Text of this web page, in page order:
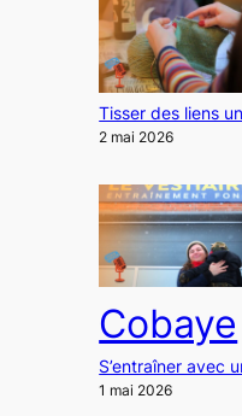
Tisser des liens
2 mai 2026
Cobaye
S’entraîner avec
1 mai 2026